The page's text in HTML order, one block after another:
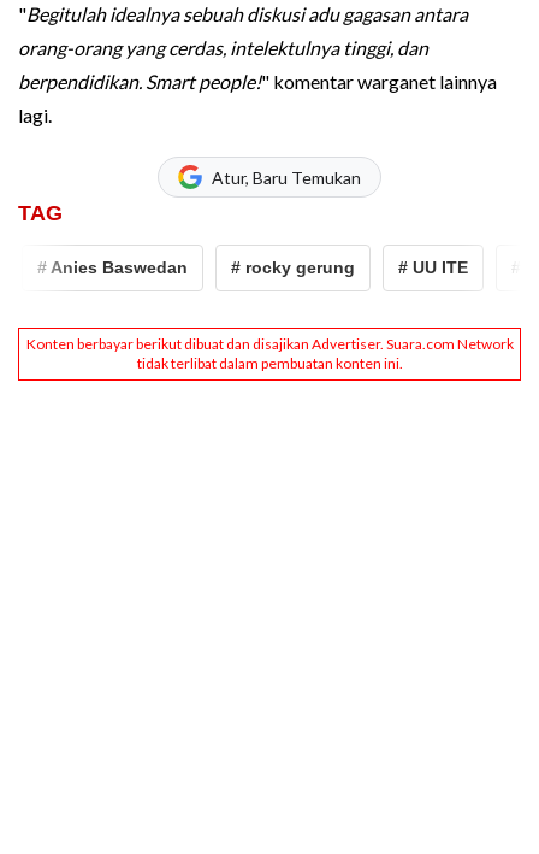
"Begitulah idealnya sebuah diskusi adu gagasan antara
orang-orang yang cerdas, intelektulnya tinggi, dan
berpendidikan. Smart people!" komentar warganet lainnya
lagi.
Atur, Baru Temukan
TAG
# Anies Baswedan # rocky gerung # UU ITE #